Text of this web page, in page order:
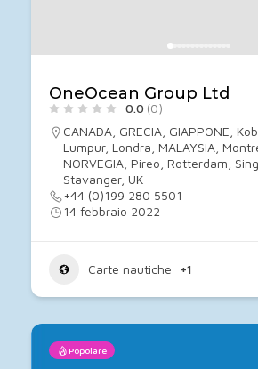
OneOcean Group Ltd
0.0 (0)
CANADA GRECIA GIAPPONE
Lumpur, Londra MALAYSIA
NORVEGIA Pireo Rotterdam
Stavanger, UK
+44 (0)199 280 5501
14 febbraio 2022
Carte nautiche +1
Popolare